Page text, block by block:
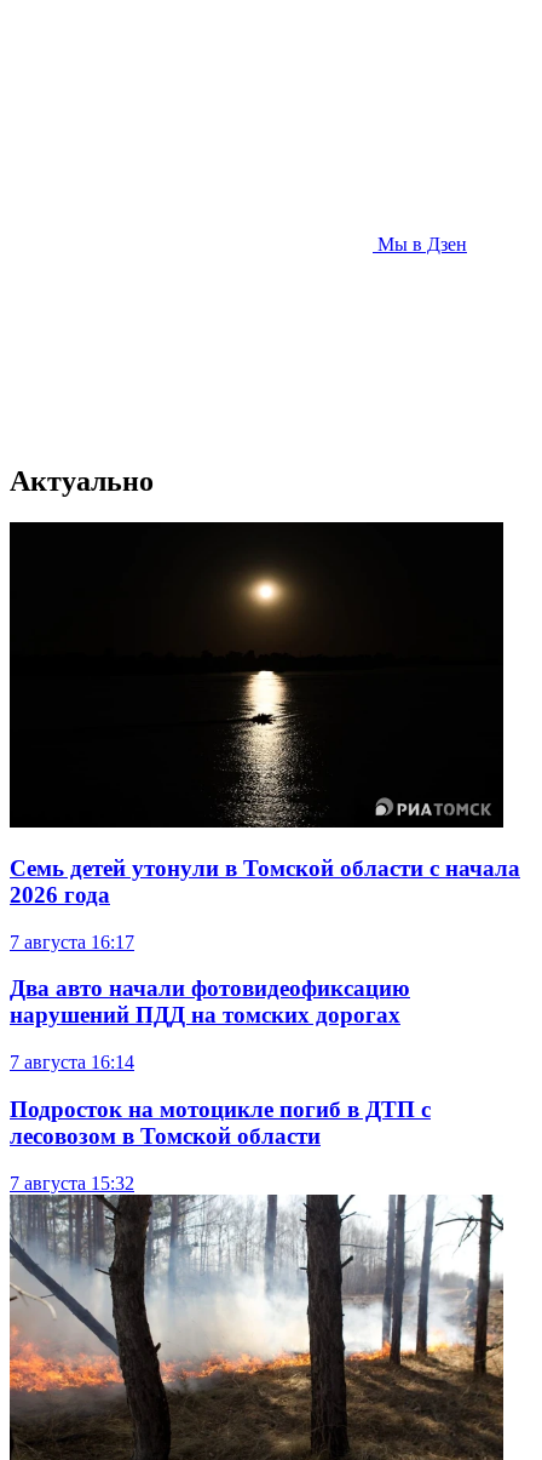
Мы в Дзен
Актуально
Семь детей утонули в Томской области с начала
2026 года
7 августа 16:17
Два авто начали фотовидеофиксацию
нарушений ПДД на томских дорогах
7 августа 16:14
Подросток на мотоцикле погиб в ДТП с
лесовозом в Томской области
7 августа 15:32